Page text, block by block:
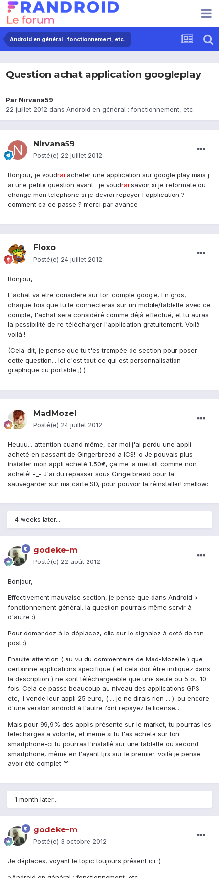
Android en général : fonctionnement, etc.
Question achat application googleplay
Par Nirvana59
22 juillet 2012 dans Android en général : fonctionnement, etc.
Nirvana59
Posté(e) 22 juillet 2012
Bonjour, je voudrai acheter une application sur google play mais j
ai une petite question avant . je voudrai savoir si je reformate ou
change mon telephone si je devrai repayer l application ?
comment ca ce passe ? merci par avance
Floxo
Posté(e) 24 juillet 2012
Bonjour,
L'achat va être considéré sur ton compte google. En gros,
chaque fois que tu te connecteras sur un mobile/tablette avec ce
compte, l'achat sera considéré comme déjà effectué, et tu auras
la possibilité de re-télécharger l'application gratuitement. Voilà
voilà !
(Cela-dit, je pense que tu t'es trompée de section pour poser
cette question... Ici c'est tout ce qui est personnalisation
graphique du portable ;) )
MadMozel
Posté(e) 24 juillet 2012
Heuuu... attention quand même, car moi j'ai perdu une appli
acheté en passant de Gingerbread a ICS! :o Je pouvais plus
installer mon appli acheté 1,50€, ça me la mettait comme non
acheté! -_- J'ai du repasser sous Gingerbread pour la
sauvegarder sur ma carte SD, pour pouvoir la réinstaller! :mellow:
4 weeks later...
godeke-m
Posté(e) 22 août 2012
Bonjour,
Effectivement mauvaise section, je pense que dans Android >
fonctionnement général. la question pourrais même servir à
d'autre :)
Pour demandez à le déplacez, clic sur le signalez à coté de ton
post :)
Ensuite attention ( au vu du commentaire de Mad-Mozelle ) que
certainne applications spécifique ( et cela doit être indiquez dans
la description ) ne sont téléchargeable que une seule ou 5 ou 10
fois. Cela ce passe beaucoup au niveau des applications GPS
etc, il vende leur appli 25 euro, ( ... je ne dirais rien ... ). ou encore
d'une version android à l'autre font repayez la license...
Mais pour 99,9% des applis présente sur le market, tu pourras les
téléchargés à volonté, et même si tu l'as acheté sur ton
smartphone-ci tu pourras l'installé sur une tablette ou second
smartphone, même en l'ayant tjrs sur le premier. voilà je pense
avoir été complet ^^
1 month later...
godeke-m
Posté(e) 3 octobre 2012
Je déplaces, voyant le topic toujours présent ici :)